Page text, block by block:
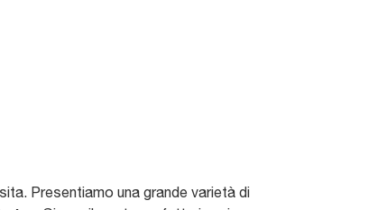
Presentiamo una grande varietà di